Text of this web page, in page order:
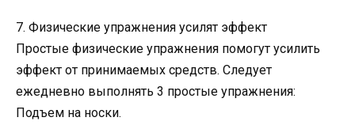
7. Физические упражнения усилят эффект
Простые физические упражнения помогут усилить
эффект от принимаемых средств. Следует
ежедневно выполнять 3 простые упражнения:
Подъем на носки.